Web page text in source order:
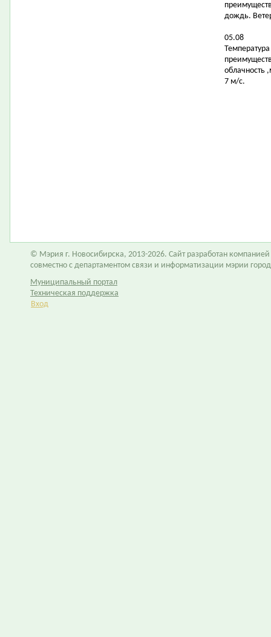
дождь.
05.08
облачность
7 м/с.
© Мэрия г. Новосибирска, 2013-2026. Сайт разработан компанией
совместно с департаментом связи и информатизации мэрии
Муниципальный портал
Техническая поддержка
Вход